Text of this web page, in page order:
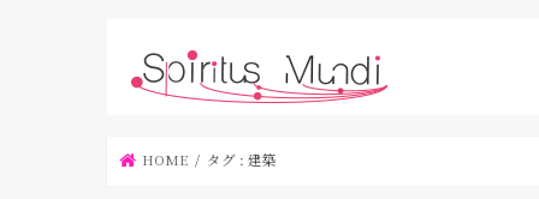
HOME タグ : 建築